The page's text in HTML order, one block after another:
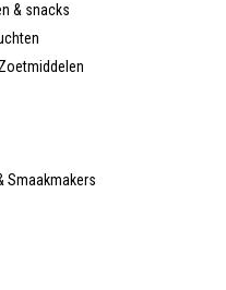
& snacks
Smaakmakers